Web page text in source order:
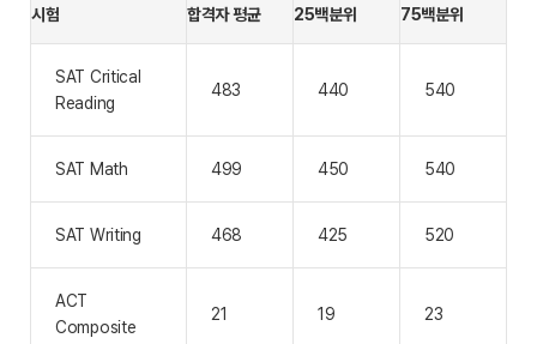
시험 합격자 평균 25백분위 75백분위
SAT Critical
Reading
483 440 540
SAT Math 499 450 540
SAT Writing 468 425 520
ACT
Composite
21 19 23